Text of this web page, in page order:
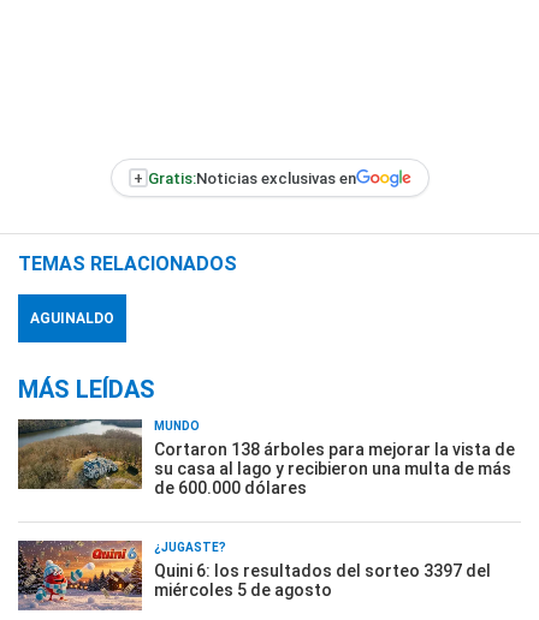
+ Gratis:Noticias exclusivas en
TEMAS RELACIONADOS
AGUINALDO
MÁS LEÍDAS
MUNDO
Cortaron 138 árboles para mejorar la vista de
su casa al lago y recibieron una multa de más
de 600.000 dólares
¿JUGASTE?
Quini 6: los resultados del sorteo 3397 del
miércoles 5 de agosto